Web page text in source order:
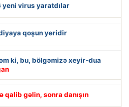
yeni virus yaratdılar
qoşun yeridir
ki, bu, bölgəmizə xeyir-dua
qalib gəlin, sonra danışın